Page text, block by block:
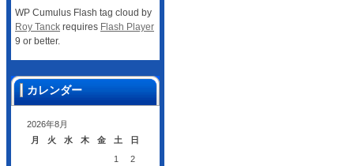
WP Cumulus Flash tag cloud by
Roy Tanck requires Flash Player
9 or better.
カレンダー
2026年8月
月
火 水 木 金 土 日
1
2